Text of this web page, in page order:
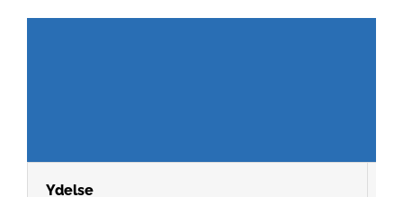
Ydelse